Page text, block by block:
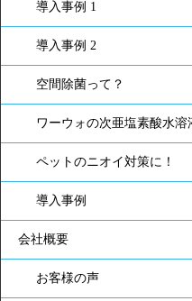
導入事例 1
導入事例 2
空間除菌って？
ワーウォの次亜塩素酸水溶
ペットのニオイ対策に！
導入事例
会社概要
お客様の声